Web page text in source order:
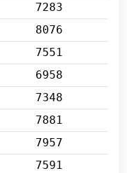
7283
8076
7551
6958
7348
7881
7957
7591